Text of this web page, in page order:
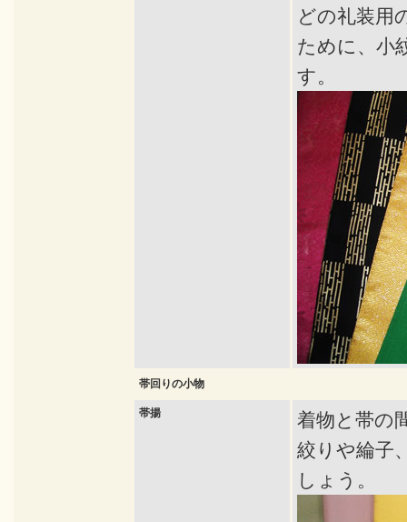
どの礼装用
ために、小
す。
帯回りの小物
帯揚
着物と帯の
絞りや綸子
しょう。